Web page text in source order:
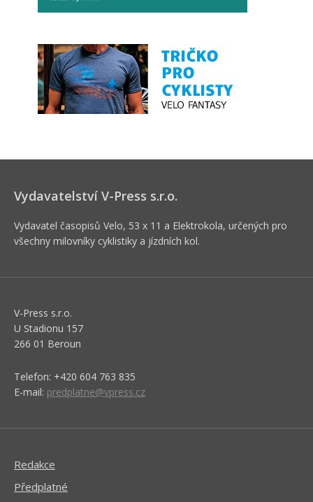
Vydavatelství V-Press s.r.o.
Vydavatel časopisů Velo, 53 x 11 a Elektrokola, určených pro
všechny milovníky cyklistiky a jízdních kol.
V-Press s.r.o.
U Stadionu 157
266 01 Beroun
Telefon: +420 604 763 835
E-mail: predplatne@vpress.cz
Redakce
Předplatné